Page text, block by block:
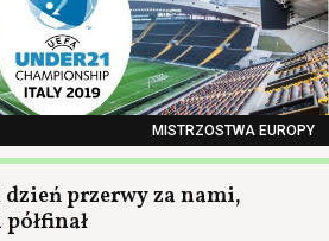
MISTRZOSTWA EUROPY
przerwy za nami,